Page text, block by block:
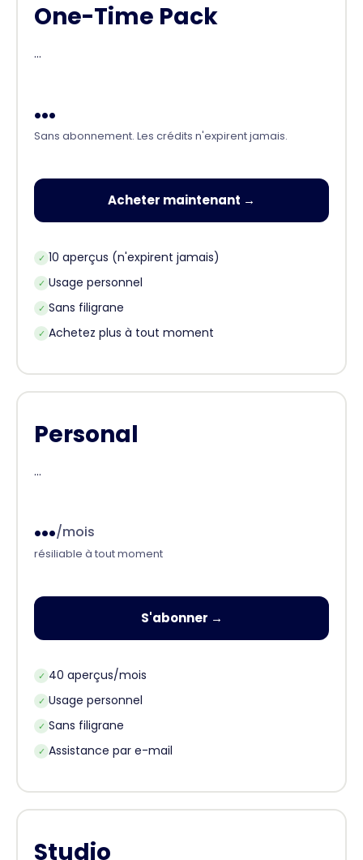
One-Time Pack
...
...
Sans abonnement. Les crédits n'expirent jamais.
Acheter maintenant →
✓ 10 aperçus (n'expirent jamais)
✓ Usage personnel
✓ Sans filigrane
✓ Achetez plus à tout moment
Personal
...
.../mois
résiliable à tout moment
S'abonner →
✓ 40 aperçus/mois
✓ Usage personnel
✓ Sans filigrane
✓ Assistance par e-mail
Studio